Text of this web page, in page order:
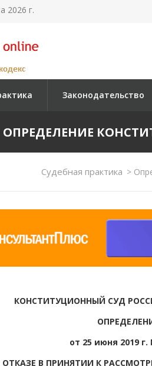
2026 г.
Законодательство
ОПРЕДЕЛЕНИЕ
Судебная практика >
КОНСТИТУЦИОННЫЙ СУД
от 25 июня 2019 г.
ОТКАЗЕ В ПРИНЯТИИ К